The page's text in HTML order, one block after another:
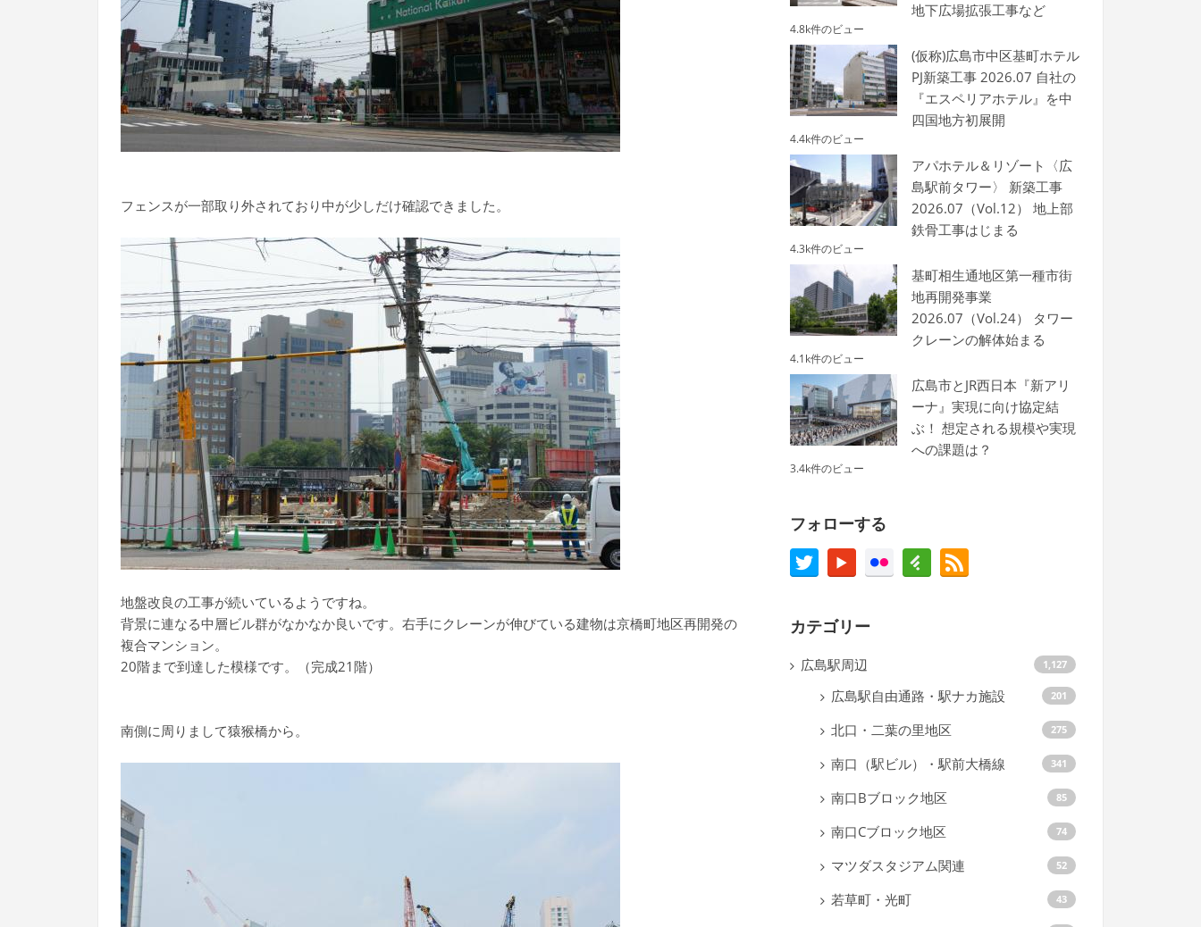
フェンスが一部取り外されており中が少しだけ確認できました。
地盤改良の工事が続いているようですね。
背景に連なる中層ビル群がなかなか良いです。右手にクレーンが伸びている建物は京橋町地区再開発の
複合マンション。
20階まで到達した模様です。（完成21階）
南側に周りまして猿猴橋から。
地下広場拡張工事など
4.8k件のビュー
(仮称)広島市中区基町ホテル
PJ新築工事 2026.07 自社の
『エスペリアホテル』を中
四国地方初展開
4.4k件のビュー
アパホテル＆リゾート〈広
島駅前タワー〉 新築工事
2026.07（Vol.12） 地上部
鉄骨工事はじまる
4.3k件のビュー
基町相生通地区第一種市街
地再開発事業
2026.07（Vol.24） タワー
クレーンの解体始まる
4.1k件のビュー
広島市とJR西日本『新アリ
ーナ』実現に向け協定結
ぶ！ 想定される規模や実現
への課題は？
3.4k件のビュー
フォローする
カテゴリー
広島駅周辺 1,127
広島駅自由通路・駅ナカ施設 201
北口・二葉の里地区 275
南口（駅ビル）・駅前大橋線 341
南口Bブロック地区 85
南口Cブロック地区 74
マツダスタジアム関連 52
若草町・光町 43